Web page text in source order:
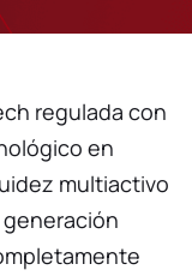
regulada con
en
multiactivo